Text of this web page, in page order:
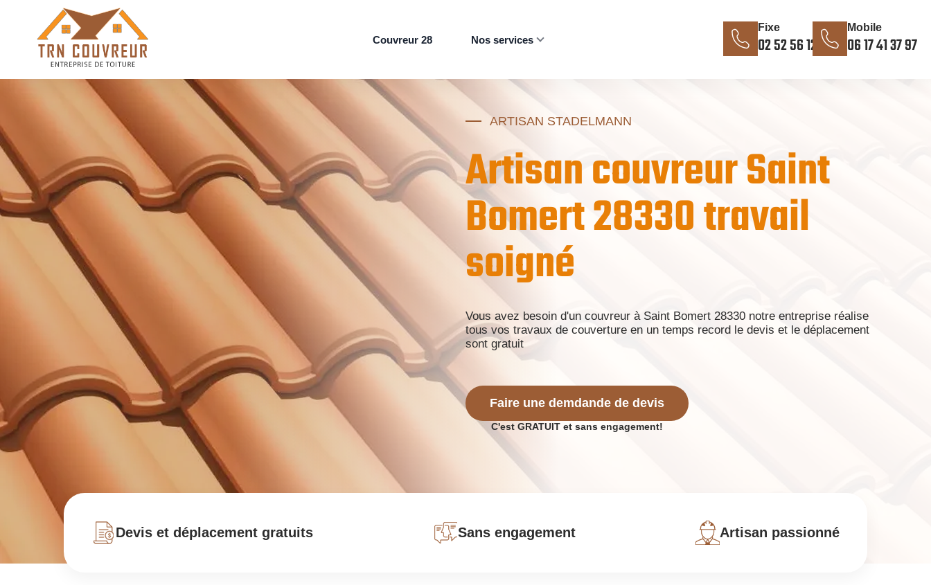
Couvreur 28 Nos services
Fixe
02 52 56 12 85
Mobile
06 17 41 37 97
ARTISAN STADELMANN
Artisan couvreur Saint
Bomert 28330 travail
soigné
Vous avez besoin d'un couvreur à Saint Bomert 28330 notre entreprise réalise
tous vos travaux de couverture en un temps record le devis et le déplacement
sont gratuit
Faire une demdande de devis
C'est GRATUIT et sans engagement!
Devis et déplacement gratuits Sans engagement Artisan passionné